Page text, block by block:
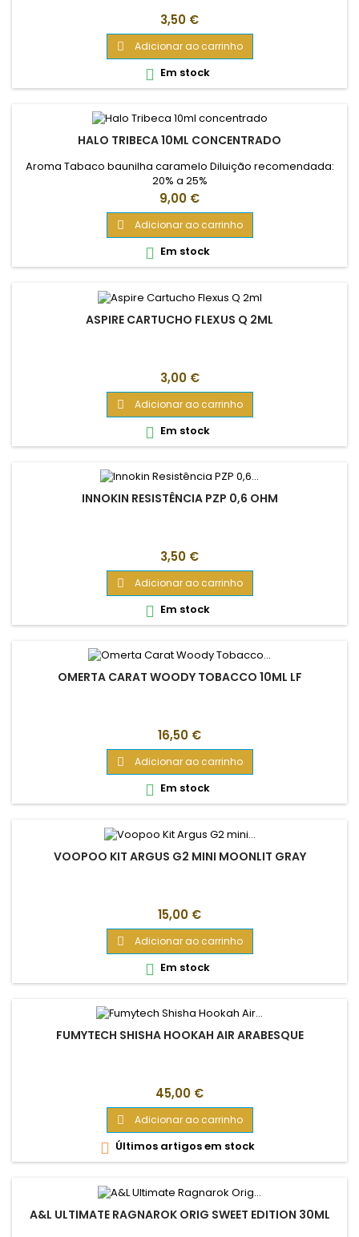
Preço
3,50 €
 Adicionar ao carrinho
 Em stock
HALO TRIBECA 10ML CONCENTRADO
Aroma Tabaco baunilha caramelo Diluição recomendada:
20% a 25%
Preço
9,00 €
 Adicionar ao carrinho
 Em stock
ASPIRE CARTUCHO FLEXUS Q 2ML
Preço
3,00 €
 Adicionar ao carrinho
 Em stock
INNOKIN RESISTÊNCIA PZP 0,6 OHM
Preço
3,50 €
 Adicionar ao carrinho
 Em stock
OMERTA CARAT WOODY TOBACCO 10ML LF
Preço
16,50 €
 Adicionar ao carrinho
 Em stock
VOOPOO KIT ARGUS G2 MINI MOONLIT GRAY
Preço
15,00 €
 Adicionar ao carrinho
 Em stock
FUMYTECH SHISHA HOOKAH AIR ARABESQUE
Preço
45,00 €
 Adicionar ao carrinho
 Últimos artigos em stock
A&L ULTIMATE RAGNAROK ORIG SWEET EDITION 30ML